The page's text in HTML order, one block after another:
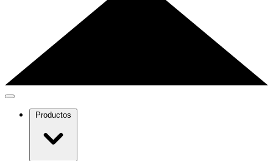
Productos